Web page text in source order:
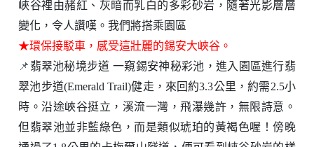
峽谷裡由赭紅、灰暗而乳白的多彩砂岩，隨著光影層層
變化，令人讚嘆。我們將搭乘園區
★環保接駁車，感受這壯麗的錫安大峽谷。
📌翡翠池秘境步道 一窺錫安神秘彩池，進入園區進行翡
翠池步道(Emerald Trail)健走，來回約3.3公里，約需2.5小
時。沿途峽谷挺立，溪流一灣，飛瀑幾許，無限詩意。
但翡翠池並非藍綠色，而是類似琥珀的黃褐色喔！傍晚